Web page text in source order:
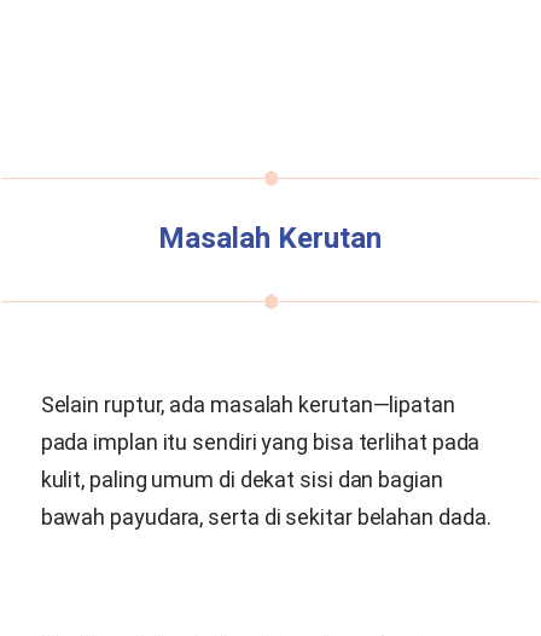
Masalah Kerutan
Selain ruptur, ada masalah kerutan—lipatan
pada implan itu sendiri yang bisa terlihat pada
kulit, paling umum di dekat sisi dan bagian
bawah payudara, serta di sekitar belahan dada.